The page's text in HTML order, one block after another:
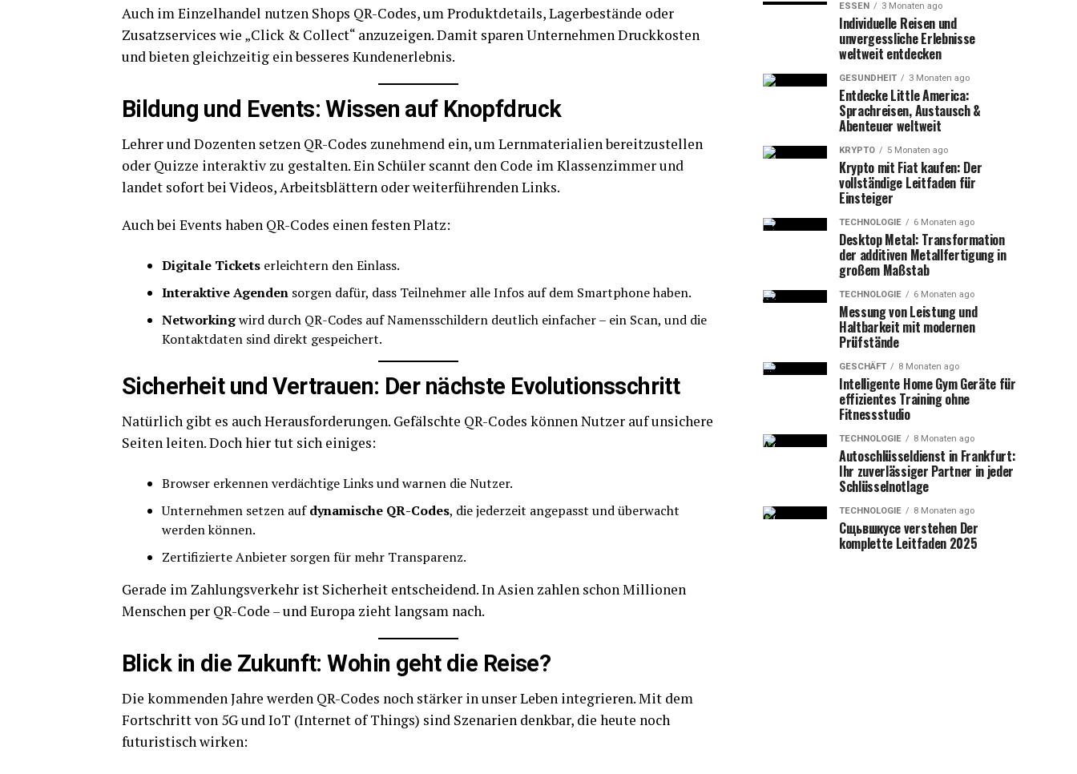
Auch im Einzelhandel nutzen Shops QR-Codes, um Produktdetails, Lagerbestände oder
Zusatzservices wie „Click & Collect“ anzuzeigen. Damit sparen Unternehmen Druckkosten
und bieten gleichzeitig ein besseres Kundenerlebnis.
Bildung und Events: Wissen auf Knopfdruck
Lehrer und Dozenten setzen QR-Codes zunehmend ein, um Lernmaterialien bereitzustellen
oder Quizze interaktiv zu gestalten. Ein Schüler scannt den Code im Klassenzimmer und
landet sofort bei Videos, Arbeitsblättern oder weiterführenden Links.
Auch bei Events haben QR-Codes einen festen Platz:
Digitale Tickets erleichtern den Einlass.
Interaktive Agenden sorgen dafür, dass Teilnehmer alle Infos auf dem Smartphone haben.
Networkingwird durch QR-Codes auf Namensschildern deutlich einfacher – ein Scan, und die
Kontaktdaten sind direkt gespeichert.
Sicherheit und Vertrauen: Der nächste Evolutionsschritt
Natürlich gibt es auch Herausforderungen. Gefälschte QR-Codes können Nutzer auf unsichere
Seiten leiten. Doch hier tut sich einiges:
Browser erkennen verdächtige Links und warnen die Nutzer.
Unternehmen setzen aufdynamische QR-Codes, die jederzeit angepasst und überwacht
werden können.
Zertifizierte Anbieter sorgen für mehr Transparenz.
Gerade im Zahlungsverkehr ist Sicherheit entscheidend. In Asien zahlen schon Millionen
Menschen per QR-Code – und Europa zieht langsam nach.
Blick in die Zukunft: Wohin geht die Reise?
Die kommenden Jahre werden QR-Codes noch stärker in unser Leben integrieren. Mit dem
Fortschritt von 5G und IoT (Internet of Things) sind Szenarien denkbar, die heute noch
futuristisch wirken:
ESSEN 3 Monaten ago
Individuelle Reisen und
unvergessliche Erlebnisse
weltweit entdecken
GESUNDHEIT 3 Monaten ago
Entdecke Little America:
Sprachreisen, Austausch &
Abenteuer weltweit
KRYPTO 5 Monaten ago
Krypto mit Fiat kaufen: Der
vollständige Leitfaden für
Einsteiger
TECHNOLOGIE 6 Monaten ago
Desktop Metal: Transformation
der additiven Metallfertigung in
großem Maßstab
TECHNOLOGIE 6 Monaten ago
Messung von Leistung und
Haltbarkeit mit modernen
Prüfstände
GESCHÄFT 8 Monaten ago
Intelligente Home Gym Geräte für
effizientes Training ohne
Fitnessstudio
TECHNOLOGIE 8 Monaten ago
Autoschlüsseldienst in Frankfurt:
Ihr zuverlässiger Partner in jeder
Schlüsselnotlage
TECHNOLOGIE 8 Monaten ago
Сщьвшкусе verstehen Der
komplette Leitfaden 2025